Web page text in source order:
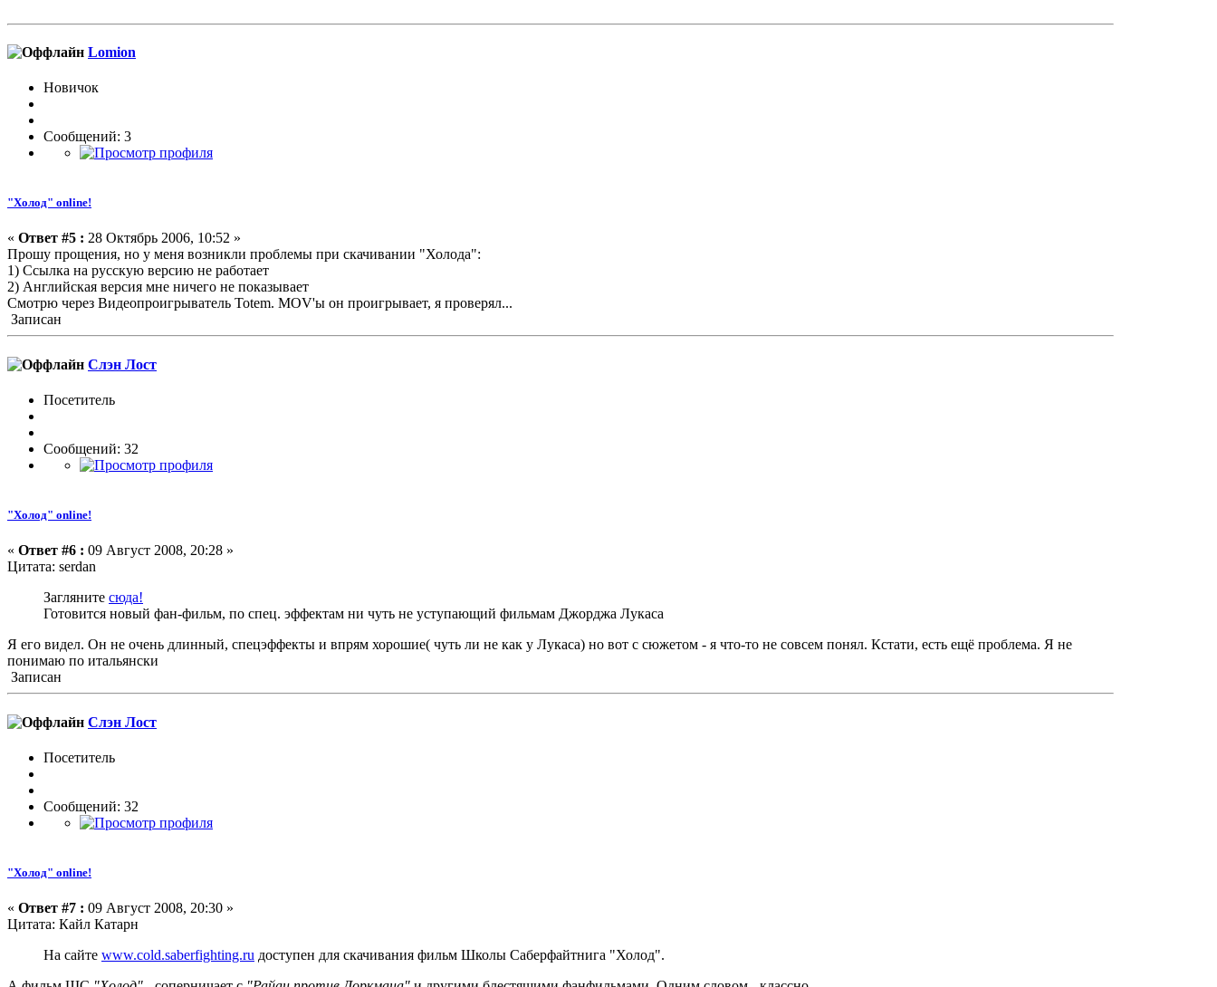
Lomion
Новичок
Сообщений: 3
"Холод" online!
« Ответ #5 : 28 Октябрь 2006, 10:52 »
Прошу прощения, но у меня возникли проблемы при скачивании "Холода":
1) Ссылка на русскую версию не работает
2) Английская версия мне ничего не показывает
Смотрю через Видеопроигрыватель Totem. MOV'ы он проигрывает, я проверял...
Записан
Слэн Лост
Посетитель
Сообщений: 32
"Холод" online!
« Ответ #6 : 09 Август 2008, 20:28 »
Цитата: serdan
Загляните сюда!
Готовится новый фан-фильм, по спец. эффектам ни чуть не уступающий фильмам Джорджа Лукаса
Я его видел. Он не очень длинный, спецэффекты и впрям хорошие( чуть ли не как у Лукаса) но вот с сюжетом - я что-то не совсем понял. Кстати, есть ещё проблема. Я не
понимаю по итальянски
Записан
Слэн Лост
Посетитель
Сообщений: 32
"Холод" online!
« Ответ #7 : 09 Август 2008, 20:30 »
Цитата: Кайл Катарн
На сайте www.cold.saberfighting.ru доступен для скачивания фильм Школы Саберфайтнига "Холод".